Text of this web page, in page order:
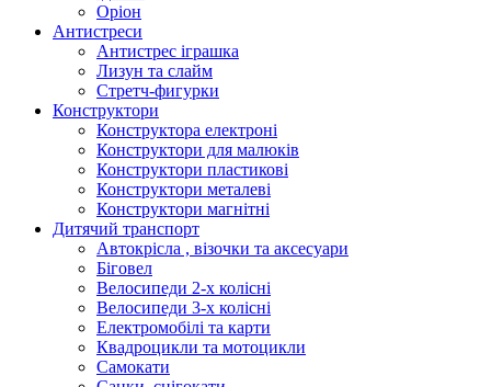
Оріон
Антистреси
Антистрес іграшка
Лизун та слайм
Стретч-фигурки
Конструктори
Конструктора електроні
Конструктори для малюків
Конструктори пластикові
Конструктори металеві
Конструктори магнітні
Дитячий транспорт
Автокрісла , візочки та аксесуари
Біговел
Велосипеди 2-х колісні
Велосипеди 3-х колісні
Електромобілі та карти
Квадроцикли та мотоцикли
Самокати